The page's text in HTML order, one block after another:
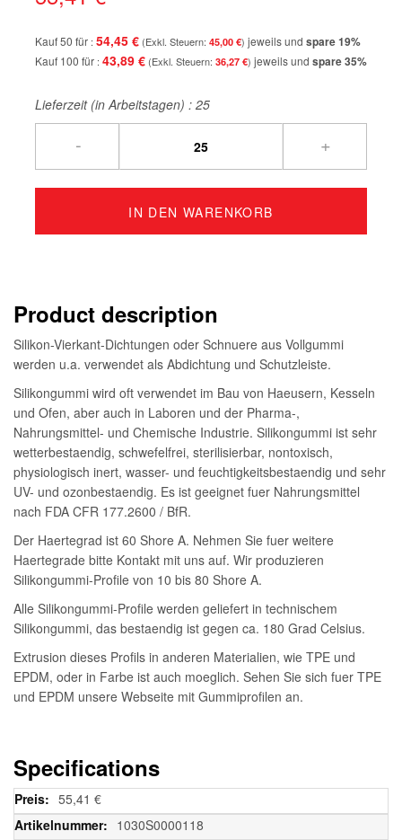
Kauf 50 für 54,45 € 45,00 € jeweils und spare19%
Kauf 100 für 43,89 € 36,27 € jeweils und spare35%
Lieferzeit (in Arbeitstagen) : 25
- +
IN DEN WARENKORB
Product description
Silikon-Vierkant-Dichtungen oder Schnuere aus Vollgummi
werden u.a. verwendet als Abdichtung und Schutzleiste.
Silikongummi wird oft verwendet im Bau von Haeusern, Kesseln
und Ofen, aber auch in Laboren und der Pharma-,
Nahrungsmittel- und Chemische Industrie. Silikongummi ist sehr
wetterbestaendig, schwefelfrei, sterilisierbar, nontoxisch,
physiologisch inert, wasser- und feuchtigkeitsbestaendig und sehr
UV- und ozonbestaendig. Es ist geeignet fuer Nahrungsmittel
nach FDA CFR 177.2600 / BfR.
Der Haertegrad ist 60 Shore A. Nehmen Sie fuer weitere
Haertegrade bitte Kontakt mit uns auf. Wir produzieren
Silikongummi-Profile von 10 bis 80 Shore A.
Alle Silikongummi-Profile werden geliefert in technischem
Silikongummi, das bestaendig ist gegen ca. 180 Grad Celsius.
Extrusion dieses Profils in anderen Materialien, wie TPE und
EPDM, oder in Farbe ist auch moeglich. Sehen Sie sich fuer TPE
und EPDM unsere Webseite mit Gummiprofilen an.
Specifications
Weitere
Informationen
55,41 €
1030S0000118